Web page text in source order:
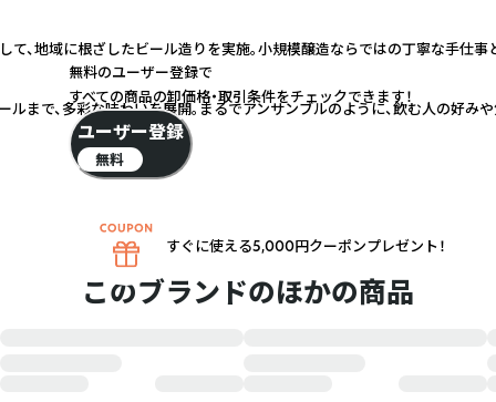
、地域に根ざしたビール造りを実施。小規模醸造ならではの丁寧な手仕事
まで、多彩な味わいを展開。まるでアンサンブルのように、飲む人の好み
このブランドのほかの商品
無料のユーザー登録で
すべての商品の卸価格・取引条件をチェックできます！
ユーザー登録
無料
すぐに使える5,000円クーポンプレゼント！